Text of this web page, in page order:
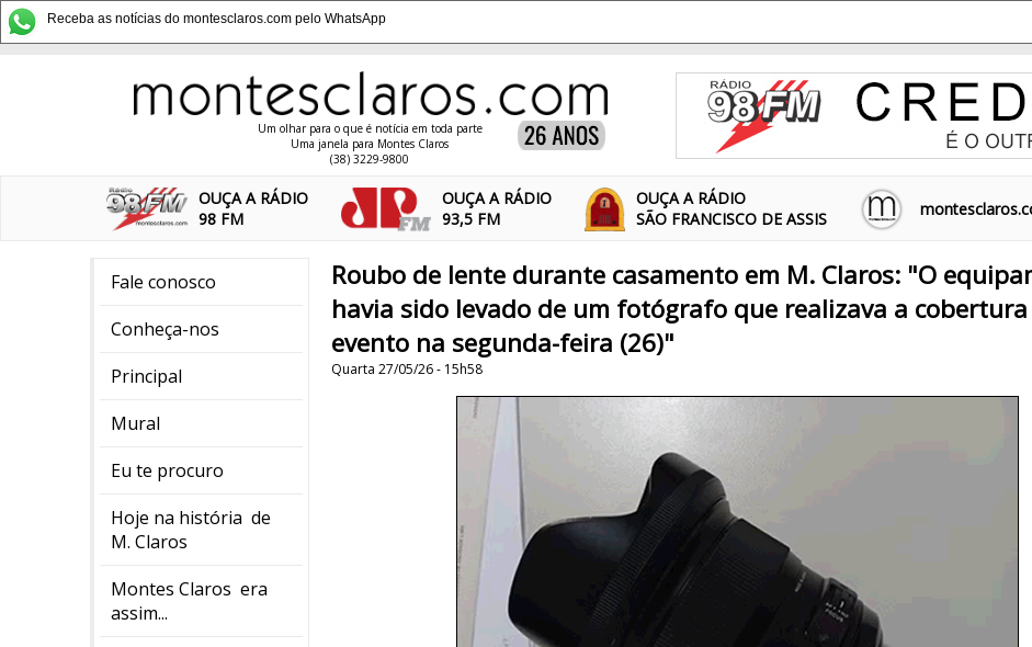
Receba as notícias do montesclaros.com pelo WhatsApp
Um olhar para o que é notícia em toda parte
Uma janela para Montes Claros
(38) 3229-9800
OUÇA A RÁDIO
98 FM
OUÇA A RÁDIO
93,5 FM
OUÇA A RÁDIO
SÃO FRANCISCO DE ASSIS
Fale conosco
Conheça-nos
Principal
Mural
Eu te procuro
Hoje na história de
M. Claros
Montes Claros era
assim...
Roubo de lente durante casamento em M. Claros: "O
havia sido levado de um fotógrafo que realizava a
evento na segunda-feira (26)"
Quarta 27/05/26 - 15h58